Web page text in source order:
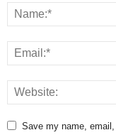
Save my name,